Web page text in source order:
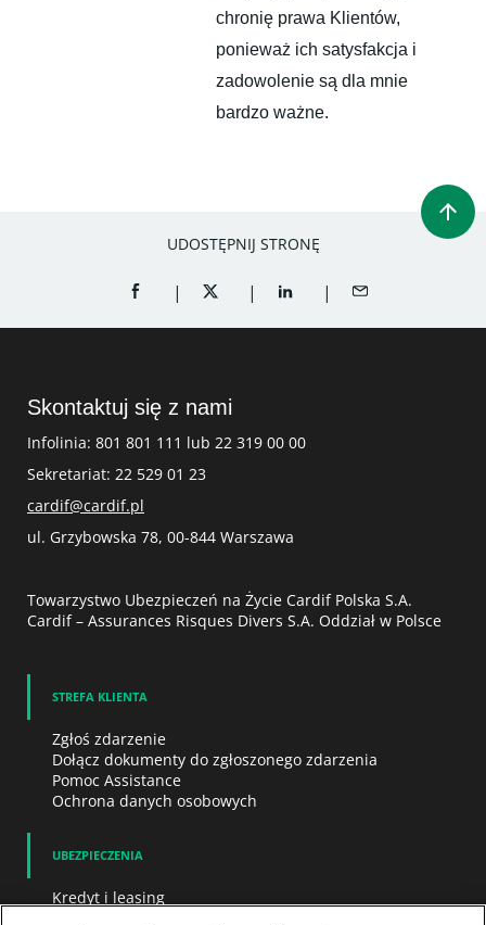
chronię prawa Klientów,
ponieważ ich satysfakcja i
zadowolenie są dla mnie
bardzo ważne.
UDOSTĘPNIJ STRONĘ
SHARE ON FACEBOOK (OPENS A NEW WINDOW)
SHARE ON TWITTER (OPENS A NEW
SHARE ON LINKEDIN
SHARE BY EMAIL
Skontaktuj się z nami
Infolinia: 801 801 111 lub 22 319 00 00
Sekretariat: 22 529 01 23
cardif@cardif.pl
ul. Grzybowska 78, 00-844 Warszawa
Towarzystwo Ubezpieczeń na Życie Cardif Polska S.A.
Cardif – Assurances Risques Divers S.A. Oddział w Polsce
STREFA KLIENTA
Zgłoś zdarzenie
Dołącz dokumenty do zgłoszonego zdarzenia
Pomoc Assistance
Ochrona danych osobowych
UBEZPIECZENIA
Kredyt i leasing